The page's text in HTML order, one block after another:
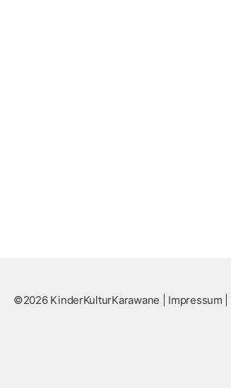
©2026 KinderKulturKarawane | Impressum